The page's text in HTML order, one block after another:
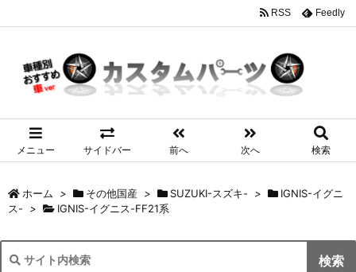
メニュー サイドバー 前へ 次へ 検索
RSS Feedly
ホーム > その他国産 > SUZUKI-スズキ- >
IGNIS-イグニ
ス-
> IGNIS-イグニス-FF21系